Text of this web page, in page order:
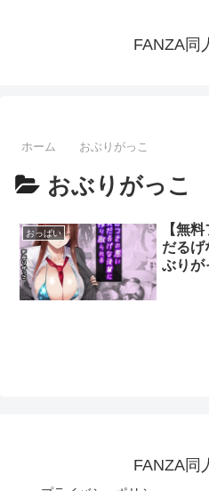
FANZA同
ホーム おぶりがっこ
おぶりがっこ
おっぱい
【無
だるげ
ぶりが
FANZA同